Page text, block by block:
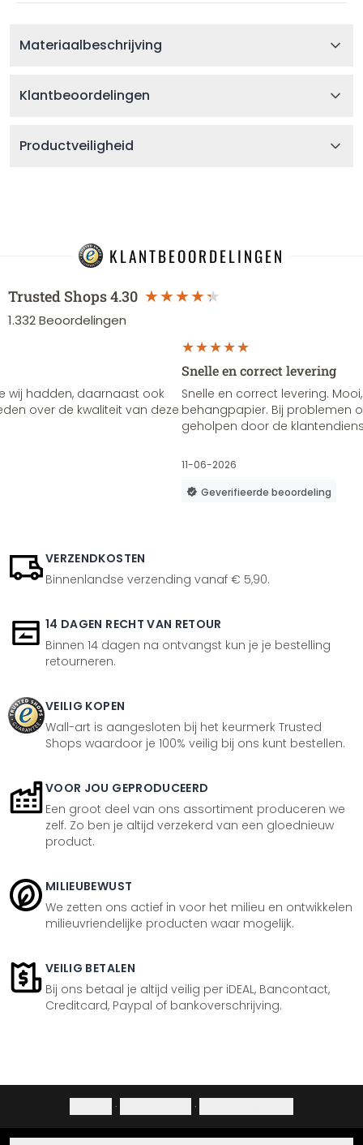
Materiaalbeschrijving
Klantbeoordelingen
Productveiligheid
KLANTBEOORDELINGEN
Trusted Shops4.30
1.332Beoordelingen
wij hadden, daarnaast ook
over de kwaliteit van deze
Snelle en correct levering
Snelle en correct levering.
behangpapier. Bij problemen
geholpen door de
11-06-2026
Geverifieerde beoordeling
VERZENDKOSTEN
Binnenlandse verzending vanaf € 5,90.
14 DAGEN RECHT VAN RETOUR
Binnen 14 dagen na ontvangst kun je je bestelling
retourneren.
VEILIG KOPEN
Wall-art is aangesloten bij het keurmerk Trusted
Shops waardoor je 100% veilig bij ons kunt bestellen.
VOOR JOU GEPRODUCEERD
Een groot deel van ons assortiment produceren we
zelf. Zo ben je altijd verzekerd van een gloednieuw
product.
MILIEUBEWUST
We zetten ons actief in voor het milieu en ontwikkelen
milieuvriendelijke producten waar mogelijk.
VEILIG BETALEN
Bij ons betaal je altijd veilig per iDEAL, Bancontact,
Creditcard, Paypal of bankoverschrijving.
· ·